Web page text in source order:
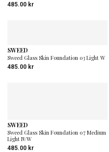
485.00 kr
SWEED
Sweed Glass Skin Foundation 03 Light W
485.00 kr
SWEED
Sweed Glass Skin Foundation 07 Medium
Light N/W
485.00 kr